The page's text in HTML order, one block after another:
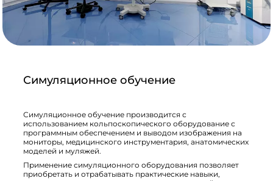
Симуляционное обучение
Симуляционное обучение производится с
использованием кольпоскопического оборудование с
программным обеспечением и выводом изображения на
мониторы, медицинского инструментария, анатомических
моделей и муляжей.
Применение симуляционного оборудования позволяет
приобретать и отрабатывать практические навыки,